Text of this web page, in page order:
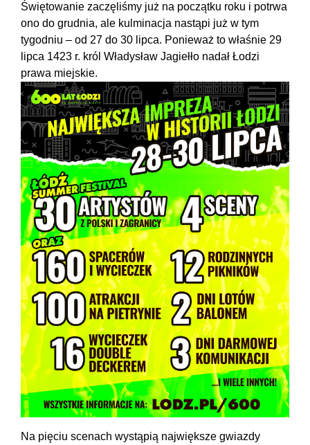
Świętowanie zaczęliśmy już na początku roku i potrwa
ono do grudnia, ale kulminacja nastąpi już w tym
tygodniu – od 27 do 30 lipca. Ponieważ to właśnie 29
lipca 1423 r. król Władysław Jagiełło nadał Łodzi
prawa miejskie.
Na pięciu scenach wystąpią największe gwiazdy